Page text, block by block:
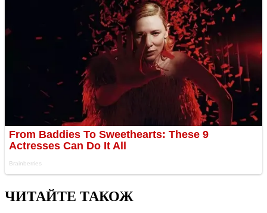
ЧИТАЙТЕ ТАКОЖ